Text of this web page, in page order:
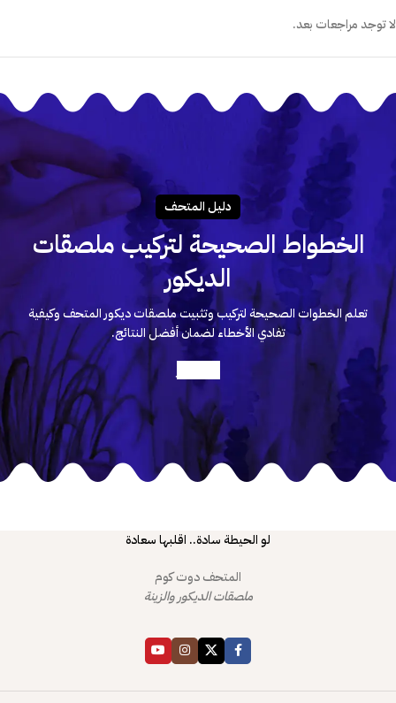
لا توجد مراجعات بعد.
دليـل المتحـف
الخطواط الصحيحة لتركيب ملصقات
الديكور
تعلم الخطوات الصحيحة لتركيب وتثبيت ملصقات ديكور المتحف وكيفية
تفادي الأخطاء لضمان أفضل النتائج.
لو الحيطة سادة.. اقلبها سعادة
المتحف دوت كوم
ملصقات الديكور والزينة